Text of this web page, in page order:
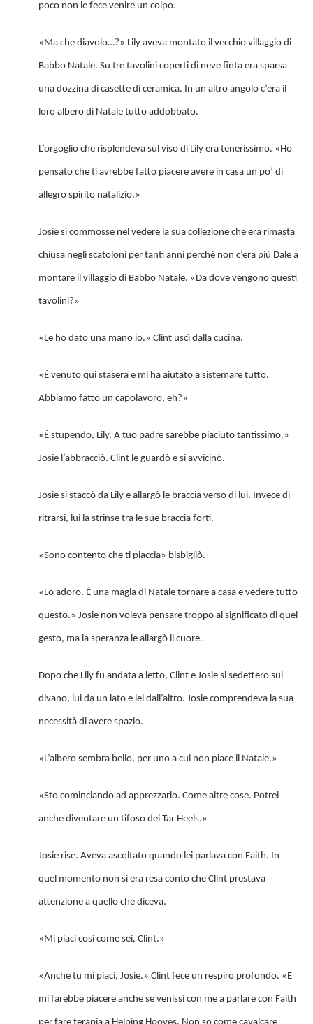
poco non le fece venire un colpo.
«Ma che diavolo…?» Lily aveva montato il vecchio villaggio di
Babbo Natale. Su tre tavolini coperti di neve finta era sparsa
una dozzina di casette di ceramica. In un altro angolo c’era il
loro albero di Natale tutto addobbato.
L’orgoglio che risplendeva sul viso di Lily era tenerissimo. «Ho
pensato che ti avrebbe fatto piacere avere in casa un po’ di
allegro spirito natalizio.»
Josie si commosse nel vedere la sua collezione che era rimasta
chiusa negli scatoloni per tanti anni perché non c’era più Dale a
montare il villaggio di Babbo Natale. «Da dove vengono questi
tavolini?»
«Le ho dato una mano io.» Clint uscì dalla cucina.
«È venuto qui stasera e mi ha aiutato a sistemare tutto.
Abbiamo fatto un capolavoro, eh?»
«È stupendo, Lily. A tuo padre sarebbe piaciuto tantissimo.»
Josie l’abbracciò. Clint le guardò e si avvicinò.
Josie si staccò da Lily e allargò le braccia verso di lui. Invece di
ritrarsi, lui la strinse tra le sue braccia forti.
«Sono contento che ti piaccia» bisbigliò.
«Lo adoro. È una magia di Natale tornare a casa e vedere tutto
questo.» Josie non voleva pensare troppo al significato di quel
gesto, ma la speranza le allargò il cuore.
Dopo che Lily fu andata a letto, Clint e Josie si sedettero sul
divano, lui da un lato e lei dall’altro. Josie comprendeva la sua
necessità di avere spazio.
«L’albero sembra bello, per uno a cui non piace il Natale.»
«Sto cominciando ad apprezzarlo. Come altre cose. Potrei
anche diventare un tifoso dei Tar Heels.»
Josie rise. Aveva ascoltato quando lei parlava con Faith. In
quel momento non si era resa conto che Clint prestava
attenzione a quello che diceva.
«Mi piaci così come sei, Clint.»
«Anche tu mi piaci, Josie.» Clint fece un respiro profondo. «E
mi farebbe piacere anche se venissi con me a parlare con Faith